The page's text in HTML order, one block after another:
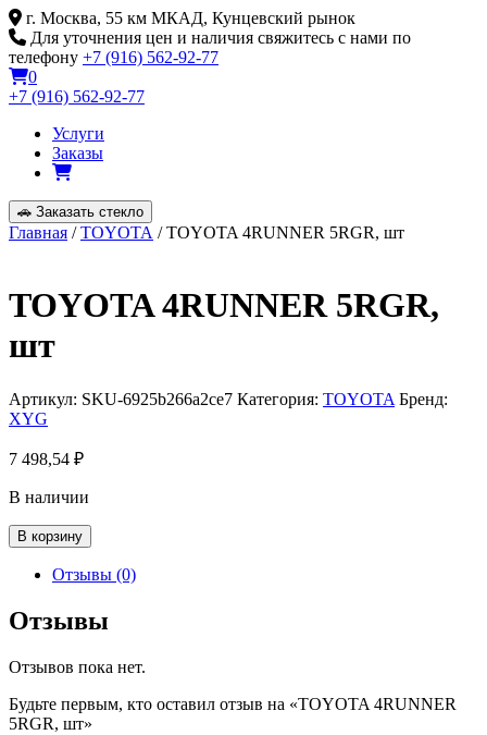
Skip
to
content
г. Москва, 55 км МКАД, Кунцевский рынок
Для уточнения цен и наличия свяжитесь с нами по
телефону +7 (916) 562-92-77
0
+7 (916) 562-92-77
Услуги
Заказы
🚗 Заказать стекло
Главная /TOYOTA / TOYOTA 4RUNNER 5RGR, шт
TOYOTA 4RUNNER 5RGR,
шт
Артикул: SKU-6925b266a2ce7 Категория: TOYOTA Бренд:
XYG
7 498,54 ₽
В наличии
Количество
товара
TOYOTA
5RGR,
шт
В корзину
Отзывы (0)
Отзывы
Отзывов пока нет.
Будьте первым, кто оставил отзыв на «TOYOTA 4RUNNER
5RGR, шт»